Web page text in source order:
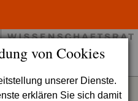
von Cookies
unserer Dienste.
erklären Sie sich damit